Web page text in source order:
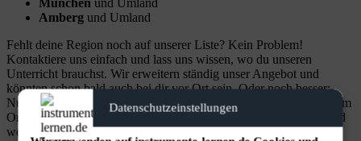
Amberg und Umland
Fehlt deine Region noch auf unserer Liste? Kein Problem!
Kontaktiere uns einfach und lass uns wissen, wo du unseren
Unterricht brauchst. Wir erweitern ständig unser Angebot und
könnten schon bald auch bei dir vor Ort sein. Oder noch besser:
Nutze unseren Live-Online-Unterricht und lerne bequem von jedem
Ort der Welt aus. Erlebe flexibles, hochwertiges Lernen, wann und
wo du willst.
Datenschutzeinstellungen